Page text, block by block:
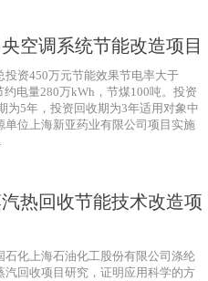
空调系统节能改造项目
投资450万元节能效果节电率大于
约电量280万kWh，节煤100吨。投资
为5年，投资回收期为3年适用对象中
单位上海新亚药业有限公司项目实施
汽热回收节能技术改造项
石化上海石油化工股份有限公司涤纶
汽回收项目研究，证明应用科学的方